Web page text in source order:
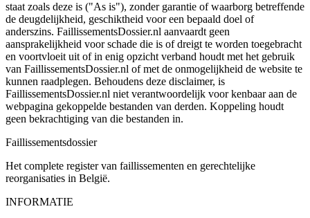
staat zoals deze is ("As is"), zonder garantie of waarborg betreffende
de deugdelijkheid, geschiktheid voor een bepaald doel of
anderszins. FaillissementsDossier.nl aanvaardt geen
aansprakelijkheid voor schade die is of dreigt te worden toegebracht
en voortvloeit uit of in enig opzicht verband houdt met het gebruik
van FaillissementsDossier.nl of met de onmogelijkheid de website te
kunnen raadplegen. Behoudens deze disclaimer, is
FaillissementsDossier.nl niet verantwoordelijk voor kenbaar aan de
webpagina gekoppelde bestanden van derden. Koppeling houdt
geen bekrachtiging van die bestanden in.
Faillissementsdossier
Het complete register van faillissementen en gerechtelijke
reorganisaties in België.
INFORMATIE